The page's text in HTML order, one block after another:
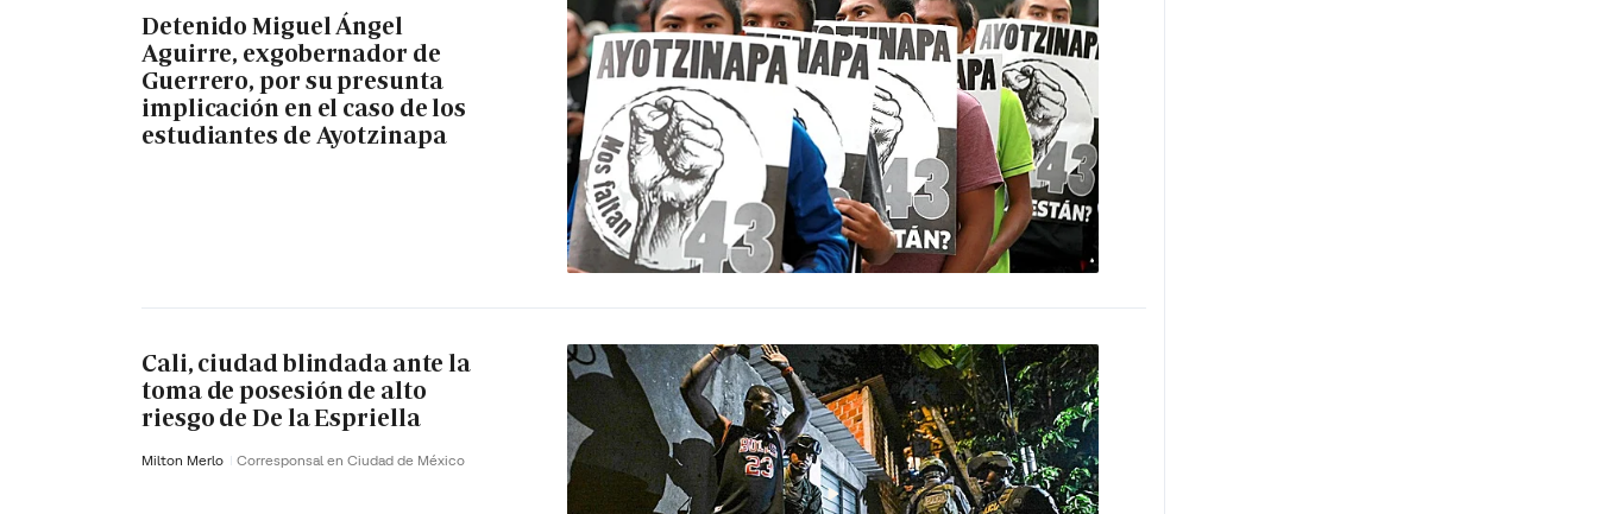
Detenido Miguel Ángel
Aguirre, exgobernador de
Guerrero, por su presunta
implicación en el caso de los
estudiantes de Ayotzinapa
Cali, ciudad blindada ante la
toma de posesión de alto
riesgo de De la Espriella
Milton Merlo Corresponsal en Ciudad de México